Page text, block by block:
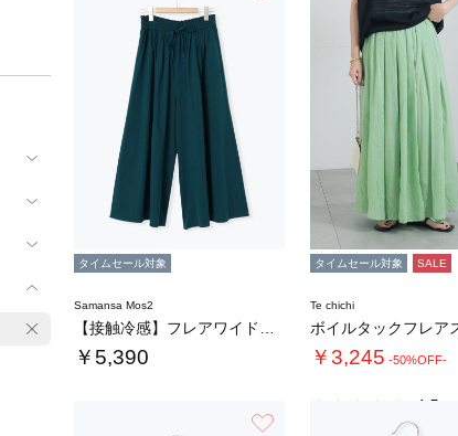
タイムセール対象
Samansa Mos2
￥5,390
タイムセール対象 SALE
Te chichi
￥3,245 -50%OFF-
4.5